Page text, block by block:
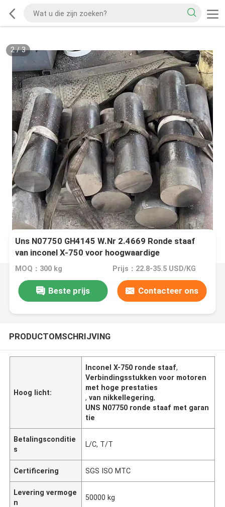
2/3
Uns N07750 GH4145 W.Nr 2.4669 Ronde staaf
van inconel X-750 voor hoogwaardige
motorbindingen
MOQ：300 kg Prijs：22.8-35.5 USD/KG
Beste prijs Contacteer ons
PRODUCTOMSCHRIJVING
Hoog licht:
Inconel X-750 ronde staaf,
Verbindingsstukken voor motoren
met hoge prestaties
,van nikkellegering,
UNS N07750 ronde staaf met garan
tie
Betalingsconditie
s
L/C, T/T
Certificering SGS ISO MTC
Levering vermoge
n
50000 kg